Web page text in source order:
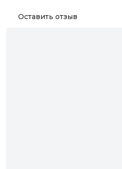
Оставить отзыв